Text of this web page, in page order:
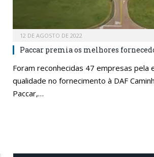
12 DE AGOSTO DE 2022
Paccar premia os melhores
Foram reconhecidas 47 empresas pela
qualidade no fornecimento à DAF
Paccar,…